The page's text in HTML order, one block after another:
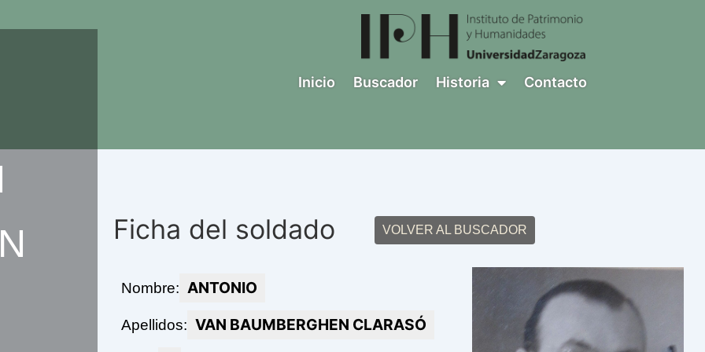
Inicio Buscador Historia Contacto
Ficha del soldado VOLVER AL BUSCADOR
Nombre: ANTONIO
Apellidos: VAN BAUMBERGHEN CLARASÓ